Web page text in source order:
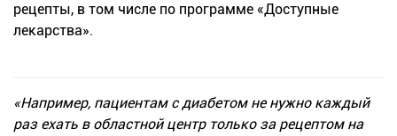
рецепты, в том числе по программе «Доступные
лекарства».
«Например, пациентам с диабетом не нужно каждый
раз ехать в областной центр только за рецептом на